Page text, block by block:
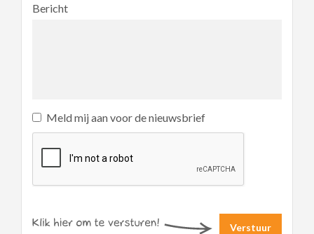
Bericht
Meld mij aan voor de nieuwsbrief
Verstuur